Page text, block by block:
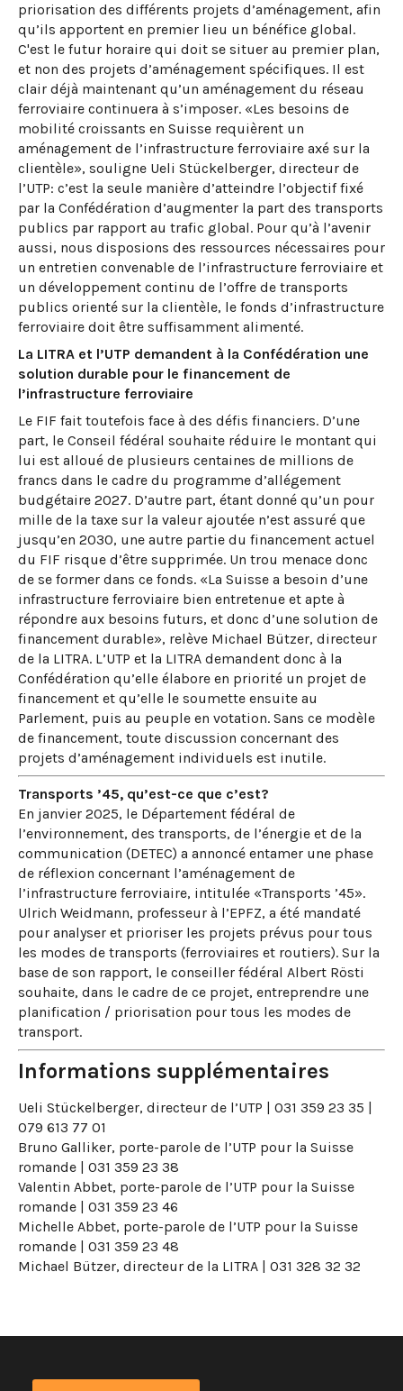
priorisation des différents projets d’aménagement, afin
qu’ils apportent en premier lieu un bénéfice global.
C'est le futur horaire qui doit se situer au premier plan,
et non des projets d’aménagement spécifiques. Il est
clair déjà maintenant qu’un aménagement du réseau
ferroviaire continuera à s’imposer. «Les besoins de
mobilité croissants en Suisse requièrent un
aménagement de l’infrastructure ferroviaire axé sur la
clientèle», souligne Ueli Stückelberger, directeur de
l’UTP: c’est la seule manière d’atteindre l’objectif fixé
par la Confédération d’augmenter la part des transports
publics par rapport au trafic global. Pour qu’à l’avenir
aussi, nous disposions des ressources nécessaires pour
un entretien convenable de l’infrastructure ferroviaire et
un développement continu de l’offre de transports
publics orienté sur la clientèle, le fonds d’infrastructure
ferroviaire doit être suffisamment alimenté.
La LITRA et l’UTP demandent à la Confédération une
solution durable pour le financement de
l’infrastructure ferroviaire
Le FIF fait toutefois face à des défis financiers. D’une
part, le Conseil fédéral souhaite réduire le montant qui
lui est alloué de plusieurs centaines de millions de
francs dans le cadre du programme d’allégement
budgétaire 2027. D’autre part, étant donné qu’un pour
mille de la taxe sur la valeur ajoutée n’est assuré que
jusqu’en 2030, une autre partie du financement actuel
du FIF risque d’être supprimée. Un trou menace donc
de se former dans ce fonds. «La Suisse a besoin d’une
infrastructure ferroviaire bien entretenue et apte à
répondre aux besoins futurs, et donc d’une solution de
financement durable», relève Michael Bützer, directeur
de la LITRA. L’UTP et la LITRA demandent donc à la
Confédération qu’elle élabore en priorité un projet de
financement et qu’elle le soumette ensuite au
Parlement, puis au peuple en votation. Sans ce modèle
de financement, toute discussion concernant des
projets d’aménagement individuels est inutile.
Transports ’45, qu’est-ce que c’est?
En janvier 2025, le Département fédéral de
l’environnement, des transports, de l’énergie et de la
communication (DETEC) a annoncé entamer une phase
de réflexion concernant l’aménagement de
l’infrastructure ferroviaire, intitulée «Transports ’45».
Ulrich Weidmann, professeur à l’EPFZ, a été mandaté
pour analyser et prioriser les projets prévus pour tous
les modes de transports (ferroviaires et routiers). Sur la
base de son rapport, le conseiller fédéral Albert Rösti
souhaite, dans le cadre de ce projet, entreprendre une
planification / priorisation pour tous les modes de
transport.
Informations supplémentaires
Ueli Stückelberger, directeur de l’UTP | 031 359 23 35 |
079 613 77 01
Bruno Galliker, porte-parole de l’UTP pour la Suisse
romande | 031 359 23 38
Valentin Abbet, porte-parole de l’UTP pour la Suisse
romande | 031 359 23 46
Michelle Abbet, porte-parole de l’UTP pour la Suisse
romande | 031 359 23 48
Michael Bützer, directeur de la LITRA | 031 328 32 32